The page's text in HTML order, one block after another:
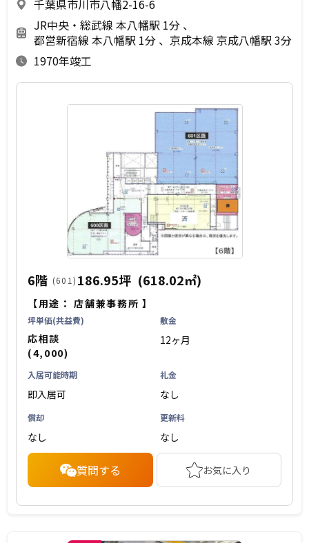
千葉県市川市八幡2-16-6
JR中央・総武線 本八幡駅 1分
都営新宿線 本八幡駅 1分
京成本線 京成八幡駅 3分
1970年竣工
6階 (601) 186.95坪 (618.02㎡)
【用途：店舗兼事務所 】
坪単価(共益費)
応相談
(4,000)
敷金
12ヶ月
入居可能時期
即入居可
礼金
なし
償却
なし
更新料
なし
質問する お気に入り